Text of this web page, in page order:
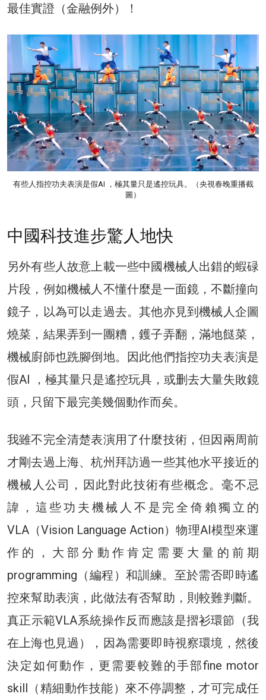
最佳實證（金融例外）！
有些人指控功夫表演是假AI ，極其量只是遙控玩具。（央視春晚重播截
圖）
中國科技進步驚人地快
另外有些人故意上載一些中國機械人出錯的蝦碌
片段，例如機械人不懂什麼是一面鏡，不斷撞向
鏡子，以為可以走過去。其他亦見到機械人企圖
燒菜，結果弄到一團糟，鑊子弄翻，滿地餸菜，
機械廚師也跣腳倒地。因此他們指控功夫表演是
假AI ，極其量只是遙控玩具，或删去大量失敗鏡
頭，只留下最完美幾個動作而矣。
我雖不完全清楚表演用了什麼技術，但因兩周前
才剛去過上海、杭州拜訪過一些其他水平接近的
機械人公司，因此對此技術有些概念。毫不忌
諱，這些功夫機械人不是完全倚賴獨立的
VLA（Vision Language Action）物理AI模型來運
作的，大部分動作肯定需要大量的前期
programming（編程）和訓練。至於需否即時遙
控來幫助表演，此做法有否幫助，則較難判斷。
真正示範VLA系統操作反而應該是摺衫環節（我
在上海也見過），因為需要即時視察環境，然後
決定如何動作，更需要較難的手部fine motor
skill（精細動作技能）來不停調整，才可完成任